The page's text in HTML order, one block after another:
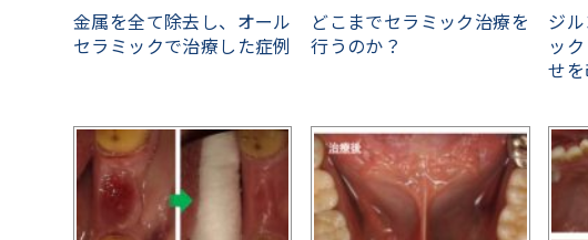
金属を全て除去し、オール
セラミックで治療した症例
どこまでセラミック治療を
行うのか？
ジ
ッ
せ